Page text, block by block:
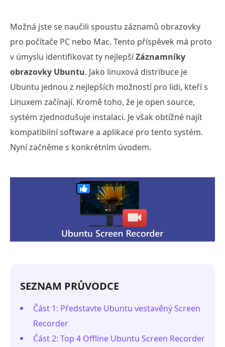
Možná jste se naučili spoustu záznamů obrazovky
pro počítače PC nebo Mac. Tento příspěvek má proto
v úmyslu identifikovat ty nejlepšíZáznamníky
obrazovky Ubuntu. Jako linuxová distribuce je
Ubuntu jednou z nejlepších možností pro lidi, kteří s
Linuxem začínají. Kromě toho, že je open source,
systém zjednodušuje instalaci. Je však obtížné najít
kompatibilní software a aplikace pro tento systém.
Nyní začněme s konkrétním úvodem.
SEZNAM PRŮVODCE
Část 1: Představte Ubuntu vestavěný Screen
Recorder
Část 2: Top 4 Offline Ubuntu Screen Recorder